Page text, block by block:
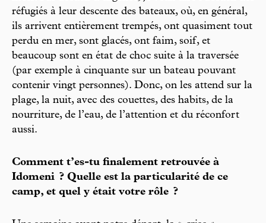
réfugiés à leur descente des bateaux, où, en général,
ils arrivent entièrement trempés, ont quasiment tout
perdu en mer, sont glacés, ont faim, soif, et
beaucoup sont en état de choc suite à la traversée
(par exemple à cinquante sur un bateau pouvant
contenir vingt personnes). Donc, on les attend sur la
plage, la nuit, avec des couettes, des habits, de la
nourriture, de l’eau, de l’attention et du réconfort
aussi.
Comment t’es-tu finalement retrouvée à
Idomeni ? Quelle est la particularité de ce
camp, et quel y était votre rôle ?